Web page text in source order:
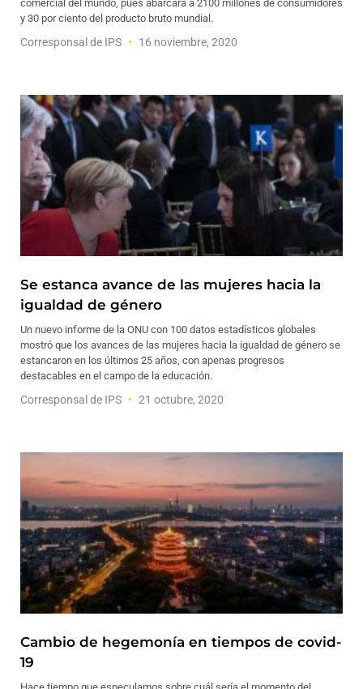
comercial del mundo, pues abarcará a 2100 millones de consumidores
y 30 por ciento del producto bruto mundial.
Corresponsal de IPS 16 noviembre, 2020
Se estanca avance de las mujeres hacia la
igualdad de género
Un nuevo informe de la ONU con 100 datos estadísticos globales
mostró que los avances de las mujeres hacia la igualdad de género se
estancaron en los últimos 25 años, con apenas progresos
destacables en el campo de la educación.
Corresponsal de IPS 21 octubre, 2020
Cambio de hegemonía en tiempos de covid-
19